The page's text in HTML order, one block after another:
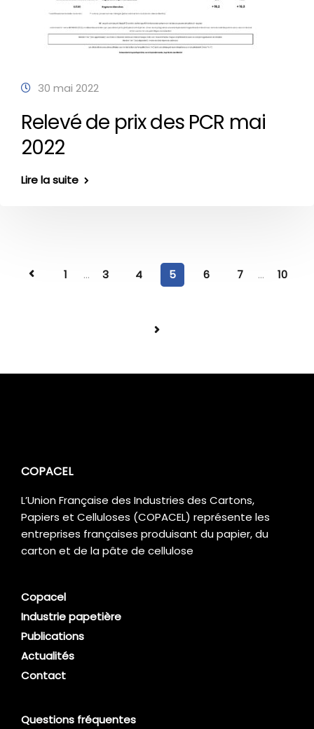
30 mai 2022
Relevé de prix des PCR mai
2022
Lire la suite
1 ... 3 4 5 6 7 ... 10
COPACEL
L’Union Française des Industries des Cartons,
Papiers et Celluloses (COPACEL) représente les
entreprises françaises produisant du papier, du
carton et de la pâte de cellulose
Copacel
Industrie papetière
Publications
Actualités
Contact
Questions fréquentes